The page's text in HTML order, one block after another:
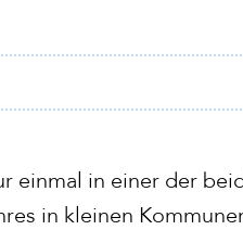
einmal in einer der
in kleinen